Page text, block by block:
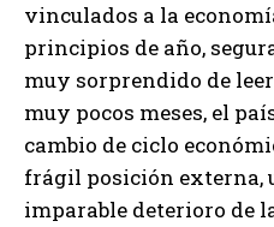
vinculados a la
principios de año,
muy sorprendido de
muy pocos meses, el
cambio de ciclo
frágil posición externa,
imparable deterioro de